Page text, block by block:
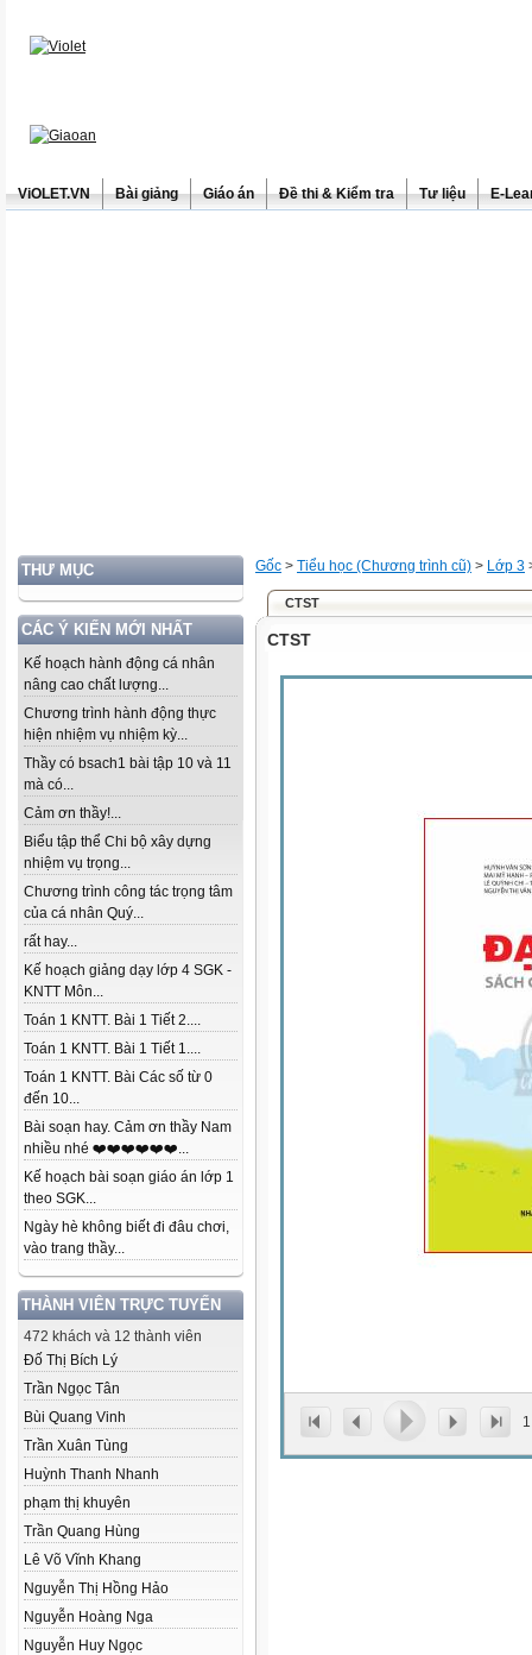
ViOLET.VN Bài giảng Giáo án Đề thi & Kiểm tra Tư liệu E-
THƯ MỤC
CÁC Ý KIẾN MỚI NHẤT
Kế hoạch hành động cá nhân
nâng cao chất lượng...
Chương trình hành động thực
hiện nhiệm vụ nhiệm kỳ...
Thầy có bsach1 bài tập 10 và 11
mà có...
Cảm ơn thầy!...
Biểu tập thể Chi bộ xây dựng
nhiệm vụ trọng...
Chương trình công tác trọng tâm
của cá nhân Quý...
rất hay...
Kế hoạch giảng dạy lớp 4 SGK -
KNTT Môn...
Toán 1 KNTT. Bài 1 Tiết 2....
Toán 1 KNTT. Bài 1 Tiết 1....
Toán 1 KNTT. Bài Các số từ 0
đến 10...
Bài soạn hay. Cảm ơn thầy Nam
nhiều nhé ❤️❤️❤️❤️❤️❤️...
Kế hoạch bài soạn giáo án lớp 1
theo SGK...
Ngày hè không biết đi đâu chơi,
vào trang thầy...
THÀNH VIÊN TRỰC TUYẾN
472 khách và 12 thành viên
Đố Thị Bích Lý
Trần Ngọc Tân
Bùi Quang Vinh
Trần Xuân Tùng
Huỳnh Thanh Nhanh
phạm thị khuyên
Trần Quang Hùng
Lê Võ Vĩnh Khang
Nguyễn Thị Hồng Hảo
Nguyễn Hoàng Nga
Nguyễn Huy Ngọc
Gốc > Tiểu học (Chương trình cũ) > Lớp 3
CTST
CTST
1